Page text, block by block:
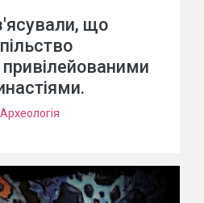
що
Археологія